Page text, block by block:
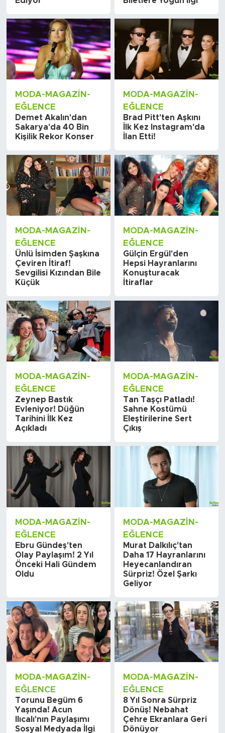
MODA-MAGAZIN-
EĞLENCE
Demet Akalın'dan
Sakarya'da 40 Bin
Kişilik Rekor Konser
MODA-MAGAZIN-
EĞLENCE
Brad Pitt'ten Aşkını
İlk Kez Instagram'da
İlan Etti!
MODA-MAGAZIN-
EĞLENCE
Ünlü İsimden Şaşkına
Çeviren İtiraf!
Sevgilisi Kızından Bile
Küçük
MODA-MAGAZIN-
EĞLENCE
Gülçin Ergül'den
Hepsi Hayranlarını
Konuşturacak
İtiraflar
MODA-MAGAZIN-
EĞLENCE
Zeynep Bastık
Evleniyor! Düğün
Tarihini İlk Kez
Açıkladı
MODA-MAGAZIN-
EĞLENCE
Tan Taşçı Patladı!
Sahne Kostümü
Eleştirilerine Sert
Çıkış
MODA-MAGAZIN-
EĞLENCE
Ebru Gündeş'ten
Olay Paylaşım! 2 Yıl
Önceki Hali Gündem
Oldu
MODA-MAGAZIN-
EĞLENCE
Murat Dalkılıç'tan
Daha 17 Hayranlarını
Heyecanlandıran
Sürpriz! Özel Şarkı
Geliyor
MODA-MAGAZIN-
EĞLENCE
Torunu Begüm 6
Yaşında! Acun
Ilıcalı'nın Paylaşımı
Sosyal Medyada İlgi
MODA-MAGAZIN-
EĞLENCE
8 Yıl Sonra Sürpriz
Dönüş! Nebahat
Çehre Ekranlara Geri
Dönüyor